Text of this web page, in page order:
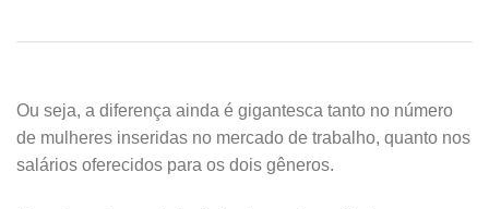
Ou seja, a diferença ainda é gigantesca tanto no número
de mulheres inseridas no mercado de trabalho, quanto nos
salários oferecidos para os dois gêneros.